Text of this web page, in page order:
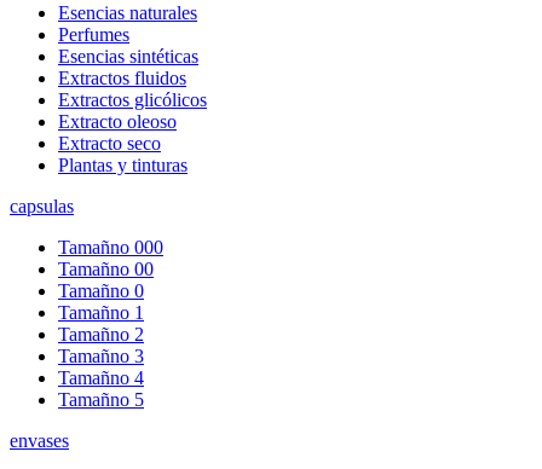
Esencias naturales
Perfumes
Esencias sintéticas
Extractos fluidos
Extractos glicólicos
Extracto oleoso
Extracto seco
Plantas y tinturas
capsulas
Tamañno 000
Tamañno 00
Tamañno 0
Tamañno 1
Tamañno 2
Tamañno 3
Tamañno 4
Tamañno 5
envases